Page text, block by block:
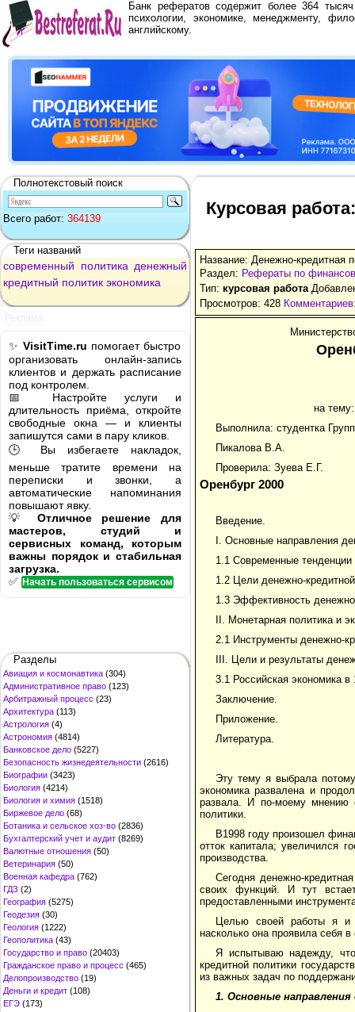
Банк рефератов содержит более 364
психологии, экономике, менеджменту,
английскому.
Полнотекстовый поиск
Всего работ: 364139
Теги названий
современный политика денежный
кредитный политик экономика
✨ VisitTime.ru помогает быстро
организовать онлайн-запись
клиентов и держать расписание
под контролем.
📅 Настройте услуги и
длительность приёма, откройте
свободные окна — и клиенты
запишутся сами в пару кликов.
🕒 Вы избегаете накладок,
меньше тратите времени на
переписки и звонки, а
автоматические напоминания
повышают явку.
💡 Отличное решение для
мастеров, студий и
сервисных команд, которым
важны порядок и стабильная
загрузка.
✅ Начать пользоваться сервисом
Разделы
Авиация и космонавтика (304)
Административное право (123)
Арбитражный процесс (23)
Архитектура (113)
Астрология (4)
Астрономия (4814)
Банковское дело (5227)
Безопасность жизнедеятельности (2616)
Биографии (3423)
Биология (4214)
Биология и химия (1518)
Биржевое дело (68)
Ботаника и сельское хоз-во (2836)
Бухгалтерский учет и аудит (8269)
Валютные отношения (50)
Ветеринария (50)
Военная кафедра (762)
ГДЗ (2)
География (5275)
Геодезия (30)
Геология (1222)
Геополитика (43)
Государство и право (20403)
Гражданское право и процесс (465)
Делопроизводство (19)
Деньги и кредит (108)
ЕГЭ (173)
Курсовая
Название: Денежно-кредитная
Раздел: Рефераты по
Тип: курсовая работа
Просмотров: 428
на
Выполнила: студентка
Пикалова В.А.
Проверила: Зуева Е.Г.
Оренбург 2000
Введение.
I. Основные направления
1.1 Современные тенденции
1.2 Цели денежно-
1.3 Эффективность
II. Монетарная политика и
2.1 Инструменты денежно-
III. Цели и результаты
3.1 Российская экономика в
Заключение.
Приложение.
Литература.
Эту тему я выбрала
экономика развалена и
развала. И по-моему мнению
политики.
В1998 году произошел
отток капитала; увеличился
производства.
Сегодня денежно-
своих функций. И тут
предоставленными
Целью своей работы я и
насколько она проявила себя
Я испытываю надежду,
кредитной политики
из важных задач по
1. Основные